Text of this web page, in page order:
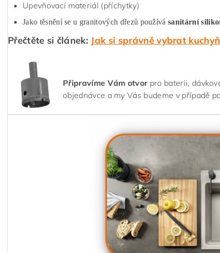
Upevňovací materiál (příchytky)
Jako těsnění se u granitových dřezů používásanitární
Přečtěte si článek: Jak si správně vybrat
Připravíme Vám otvorpro baterii,
objednávce a my Vás budeme v případě